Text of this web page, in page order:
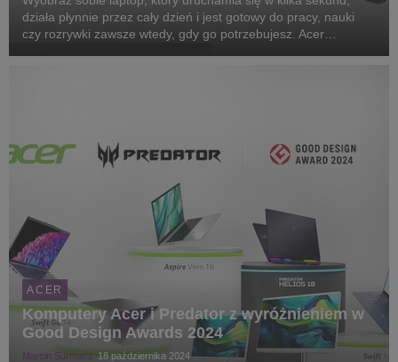
działa płynnie przez cały dzień i jest gotowy do pracy, nauki
czy rozrywki zawsze wtedy, gdy go potrzebujesz. Acer
ACER
Komputery Acer i Predator z wyróżnieniem w
Good Design Awards 2024
Marcin Surmacz 18 października 2024